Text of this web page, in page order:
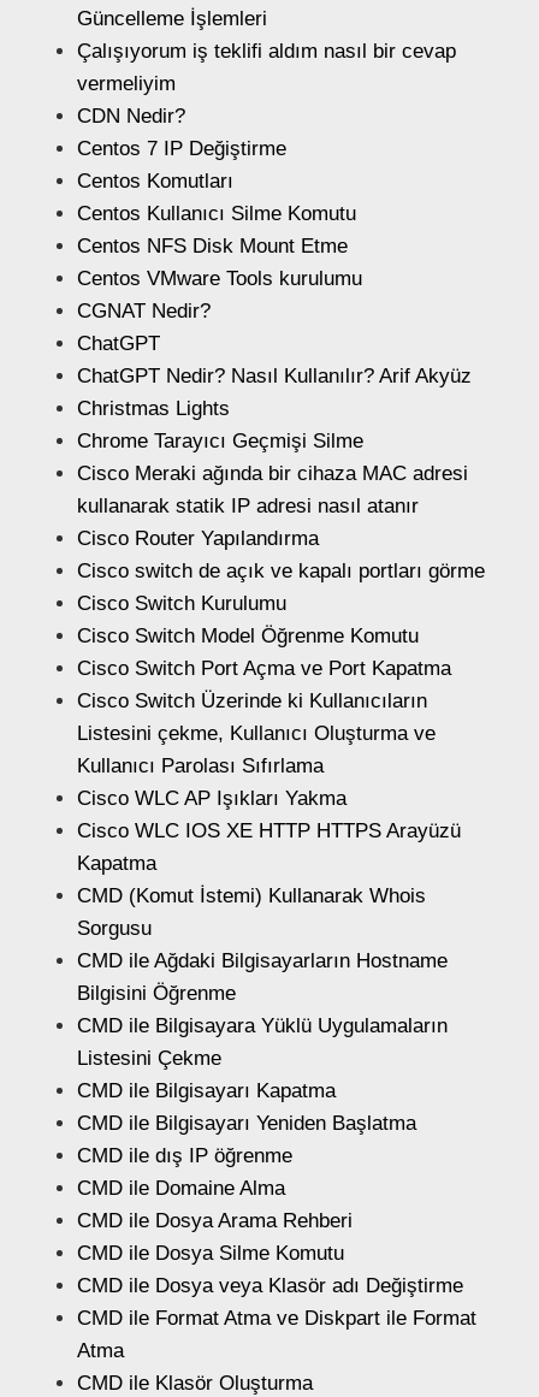
Güncelleme İşlemleri
Çalışıyorum iş teklifi aldım nasıl bir cevap
vermeliyim
CDN Nedir?
Centos 7 IP Değiştirme
Centos Komutları
Centos Kullanıcı Silme Komutu
Centos NFS Disk Mount Etme
Centos VMware Tools kurulumu
CGNAT Nedir?
ChatGPT
ChatGPT Nedir? Nasıl Kullanılır? Arif Akyüz
Christmas Lights
Chrome Tarayıcı Geçmişi Silme
Cisco Meraki ağında bir cihaza MAC adresi
kullanarak statik IP adresi nasıl atanır
Cisco Router Yapılandırma
Cisco switch de açık ve kapalı portları görme
Cisco Switch Kurulumu
Cisco Switch Model Öğrenme Komutu
Cisco Switch Port Açma ve Port Kapatma
Cisco Switch Üzerinde ki Kullanıcıların
Listesini çekme, Kullanıcı Oluşturma ve
Kullanıcı Parolası Sıfırlama
Cisco WLC AP Işıkları Yakma
Cisco WLC IOS XE HTTP HTTPS Arayüzü
Kapatma
CMD (Komut İstemi) Kullanarak Whois
Sorgusu
CMD ile Ağdaki Bilgisayarların Hostname
Bilgisini Öğrenme
CMD ile Bilgisayara Yüklü Uygulamaların
Listesini Çekme
CMD ile Bilgisayarı Kapatma
CMD ile Bilgisayarı Yeniden Başlatma
CMD ile dış IP öğrenme
CMD ile Domaine Alma
CMD ile Dosya Arama Rehberi
CMD ile Dosya Silme Komutu
CMD ile Dosya veya Klasör adı Değiştirme
CMD ile Format Atma ve Diskpart ile Format
Atma
CMD ile Klasör Oluşturma